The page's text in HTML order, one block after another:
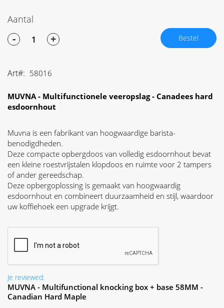
Aantal
- + Bestel
Art 58016
MUVNA - Multifunctionele veeropslag - Canadees hard
esdoornhout
Muvna is een fabrikant van hoogwaardige barista-
benodigdheden.
Deze compacte opbergdoos van volledig esdoornhout bevat
een kleine roestvrijstalen klopdoos en ruimte voor 2 tampers
of ander gereedschap.
Deze opbergoplossing is gemaakt van hoogwaardig
esdoornhout en combineert duurzaamheid en stijl, waardoor
uw koffiehoek een upgrade krijgt.
Je reviewed:
MUVNA - Multifunctional knocking box + base 58MM -
Canadian Hard Maple